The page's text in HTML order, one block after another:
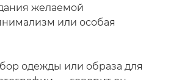
желаемой
или особая
одежды или образа для